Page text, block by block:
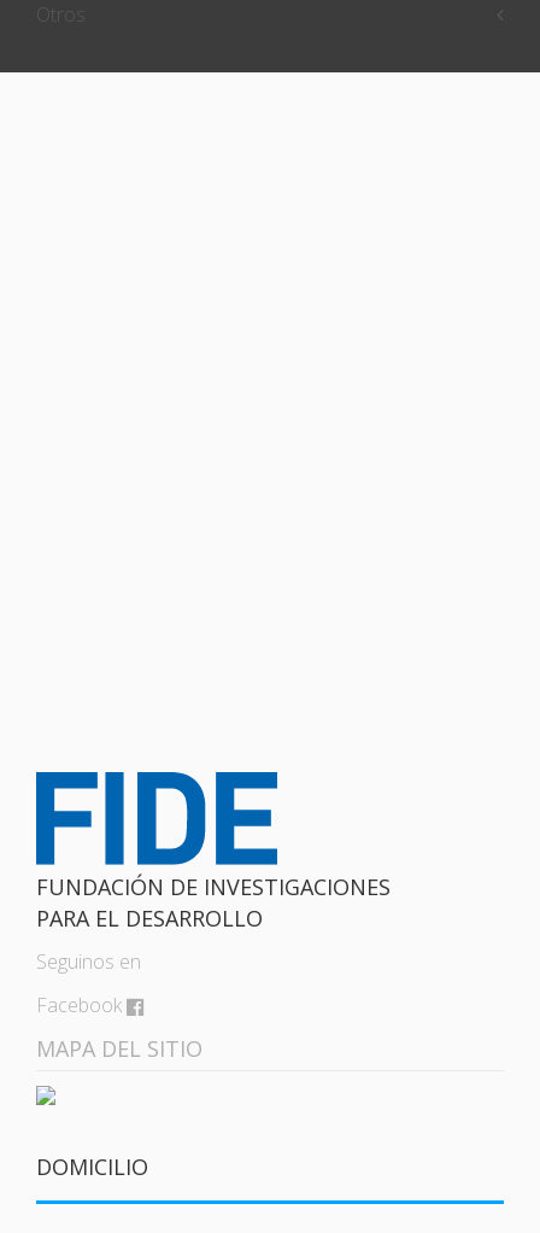
Otros
FUNDACIÓN DE INVESTIGACIONES
PARA EL DESARROLLO
Seguinos en
Facebook
MAPA DEL SITIO
DOMICILIO